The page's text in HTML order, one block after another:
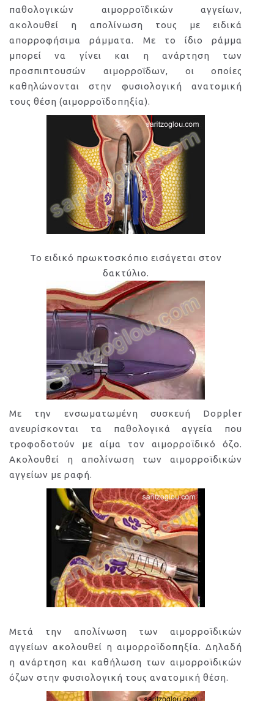
παθολογικών αιμορροϊδικών αγγείων,
ακολουθεί η απολίνωση τους με ειδικά
απορροφήσιμα ράμματα. Με το ίδιο ράμμα
μπορεί να γίνει και η ανάρτηση των
προσπιπτουσών αιμορροΐδων, οι οποίες
καθηλώνονται στην φυσιολογική ανατομική
τους θέση (αιμορροϊδοπηξία).
Το ειδικό πρωκτοσκόπιο εισάγεται στον
δακτύλιο.
Με την ενσωματωμένη συσκευή Doppler
ανευρίσκονται τα παθολογικά αγγεία που
τροφοδοτούν με αίμα τον αιμορροϊδικό όζο.
Ακολουθεί η απολίνωση των αιμορροϊδικών
αγγείων με ραφή.
Μετά την απολίνωση των αιμορροϊδικών
αγγείων ακολουθεί η αιμορροϊδοπηξία. Δηλαδή
η ανάρτηση και καθήλωση των αιμορροϊδικών
όζων στην φυσιολογική τους ανατομική θέση.